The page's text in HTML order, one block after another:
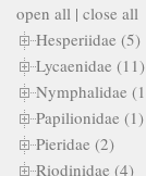
open all | close all
Hesperiidae (5)
Lycaenidae (11)
Nymphalidae
Papilionidae (1)
Pieridae (2)
Riodinidae (4)